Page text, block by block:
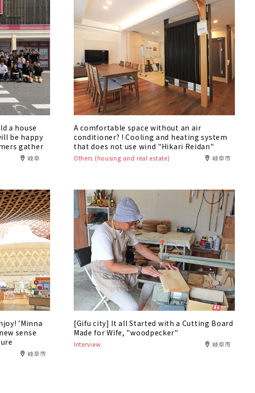
a house
be happy
gather
岐阜
A comfortable space without an air
conditioner? ! Cooling and heating system
that does not use wind "Hikari Reidan"
Others (housing and real estate) 岐阜市
’Minna
sense
岐阜市
[Gifu city] It all Started with a Cutting Board
Made for Wife, "woodpecker"
Interview 岐阜市